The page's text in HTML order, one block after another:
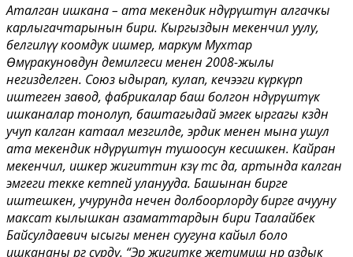
Аталган ишкана – ата мекендик өндүрүштүн алгачкы
карлыгачтарынын бири. Кыргыздын мекенчил уулу,
белгилүү коомдук ишмер, маркум Мухтар
Өмүракуновдун демилгеси менен 2008-жылы
негизделген. Союз ыдырап, кулап, кечээги күркүрөп
иштеген завод, фабрикалар баш болгон өндүрүштүк
ишканалар тонолуп, баштагыдай эмгек ыргагы көздөн
учуп калган катаал мезгилде, эрдик менен мына ушул
ата мекендик өндүрүштүн тушоосун кесишкен. Кайран
мекенчил, ишкер жигиттин көзү өтсө да, артында калган
эмгеги текке кетпей уланууда. Башынан бирге
иштешкен, учурунда нечен долбоорлорду бирге ачууну
максат кылышкан азаматтардын бири Таалайбек
Байсулдаевич ысыгы менен суугуна кайыл боло
ишкананы өргө сүрөдү. “Эр жигитке жетимиш өнөр аздык